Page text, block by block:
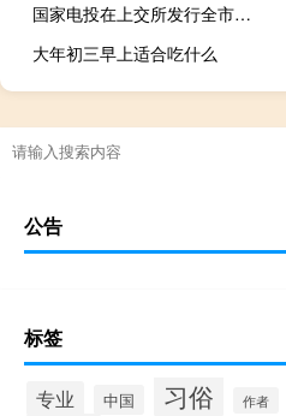
国家电投在上交所发行全市场规模最大类REITs 金额达81.01亿元
大年初三早上适合吃什么
公告
标签
专业 中国 习俗 作者